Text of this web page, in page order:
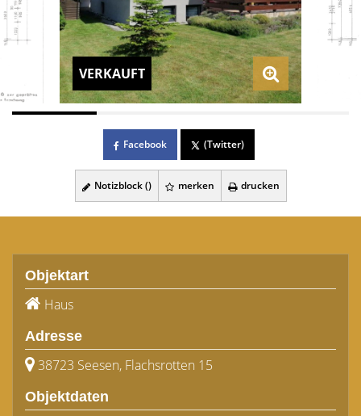
VERKAUFT
Facebook (Twitter)
Notizblock () merken drucken
Objektart
Haus
Adresse
38723 Seesen, Flachsrotten 15
Objektdaten